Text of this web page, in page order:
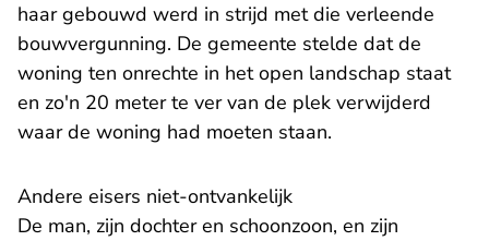
haar gebouwd werd in strijd met die verleende
bouwvergunning. De gemeente stelde dat de
woning ten onrechte in het open landschap staat
en zo'n 20 meter te ver van de plek verwijderd
waar de woning had moeten staan.
Andere eisers niet-ontvankelijk
De man, zijn dochter en schoonzoon, en zijn